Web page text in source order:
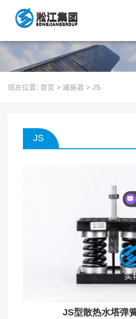
现在位置: 首页 > 减振器 > JS
JS
JS型散热水塔弹